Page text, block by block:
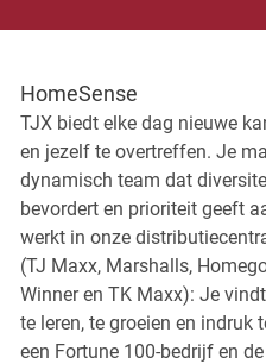
HomeSense
TJX biedt elke dag nieuwe
en jezelf te overtreffen. Je
dynamisch team dat
bevordert en prioriteit geeft
werkt in onze
(TJ Maxx, Marshalls,
Winner en TK Maxx): Je
te leren, te groeien en indruk
een Fortune 100-bedrijf en